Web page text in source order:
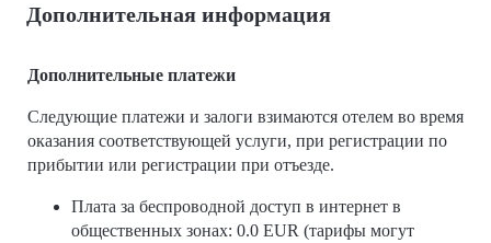
Дополнительная информация
Дополнительные платежи
Следующие платежи и залоги взимаются отелем во время
оказания соответствующей услуги, при регистрации по
прибытии или регистрации при отъезде.
Плата за беспроводной доступ в интернет в
общественных зонах: 0.0 EUR (тарифы могут